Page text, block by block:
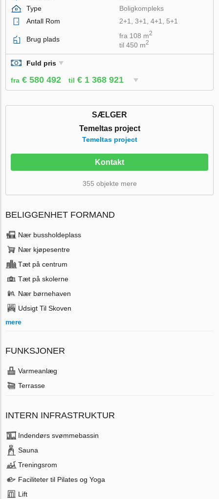
Type
Boligkompleks
Antall Rom
2+1, 3+1, 4+1, 5+1
Brug plads fra 108 m2
til 450 m2
Fuld pris
fra € 580 492 til € 1 368 921
SÆLGER
Temeltas project
Temeltas project
Kontakt
355 objekte mere
BELIGGENHET FORMAND
Nær bussholdeplass
Nær kjøpesentre
Tæt på centrum
Tæt på skolerne
Nær børnehaven
Udsigt Til Skoven
mere
FUNKSJONER
Varmeanlæg
Terrasse
INTERN INFRASTRUKTUR
Indendørs svømmebassin
Sauna
Treningsrom
Faciliteter til Pilates og Yoga
Lift